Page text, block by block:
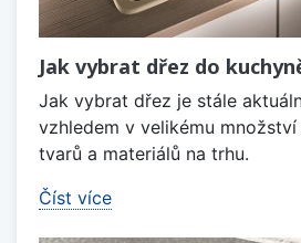
Jak vybrat dřez do
Jak vybrat dřez je stále
vzhledem v velikému
tvarů a materiálů na trhu.
Číst více